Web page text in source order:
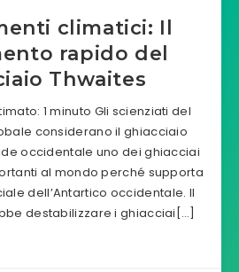
climatici: Il
rapido del
Thwaites
1 minuto Gli scienziati del
considerano il ghiacciaio
occidentale uno dei ghiacciai
al mondo perché supporta
dell’Antartico occidentale. Il
destabilizzare i ghiacciai[…]